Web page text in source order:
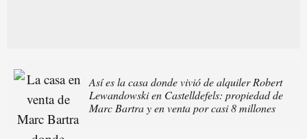
Así es la casa donde vivió de alquiler Robert
Lewandowski en Castelldefels: propiedad de
Marc Bartra y en venta por casi 8 millones